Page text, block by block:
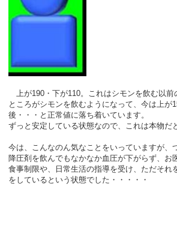
上が190・下が110。これはシモンを飲む以前
ところがシモンを飲むようになって、今は上が
後・・・と正常値に落ち着いています。
ずっと安定している状態なので、これは本物だ
今は、こんなのん気なことをいっていますが、
降圧剤を飲んでもなかなか血圧が下がらず、お
食事制限や、日常生活の指導を受け、ただそれ
をしているという状態でした・・・・・